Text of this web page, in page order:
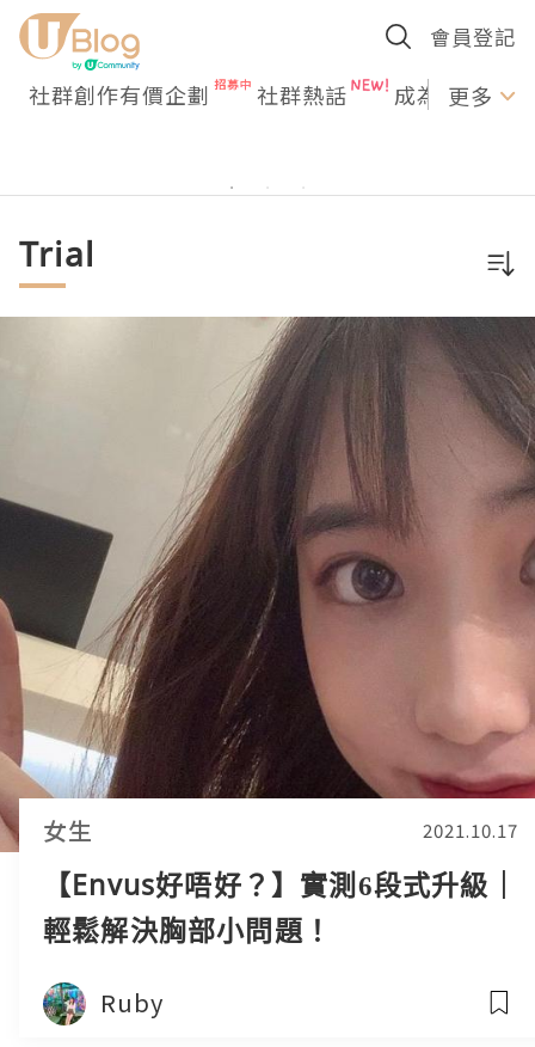
會員登記
社群創作有價企劃 社群熱話 成為U更多
Trial
女生 2021.10.17
【Envus好唔好？】實測6段式升級｜
輕鬆解決胸部小問題！
Ruby